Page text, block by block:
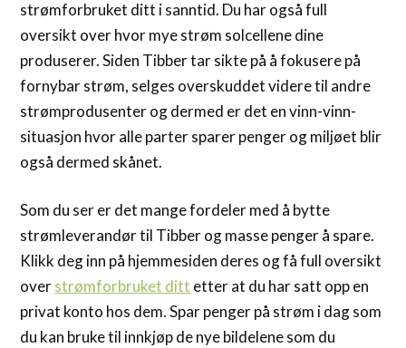
strømforbruket ditt i sanntid. Du har også full
oversikt over hvor mye strøm solcellene dine
produserer. Siden Tibber tar sikte på å fokusere på
fornybar strøm, selges overskuddet videre til andre
strømprodusenter og dermed er det en vinn-vinn-
situasjon hvor alle parter sparer penger og miljøet blir
også dermed skånet.
Som du ser er det mange fordeler med å bytte
strømleverandør til Tibber og masse penger å spare.
Klikk deg inn på hjemmesiden deres og få full oversikt
overstrømforbruket ditt etter at du har satt opp en
privat konto hos dem. Spar penger på strøm i dag som
du kan bruke til innkjøp de nye bildelene som du